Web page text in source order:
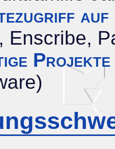
auf
Enscribe,
Projekte